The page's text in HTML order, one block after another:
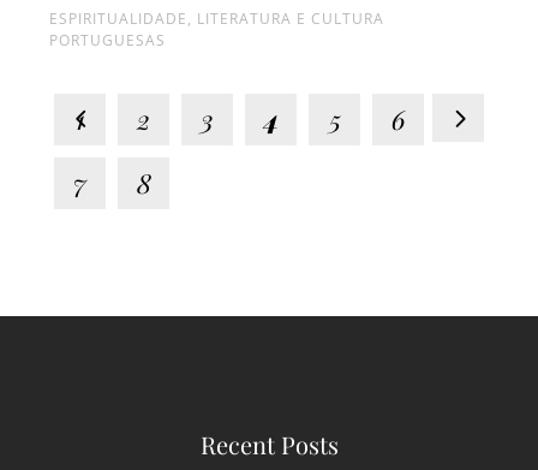
ESPIRITUALIDADE, LITERATURA E CULTURA
PORTUGUESAS
1 2 3 4 5
6
7
8
Recent Posts